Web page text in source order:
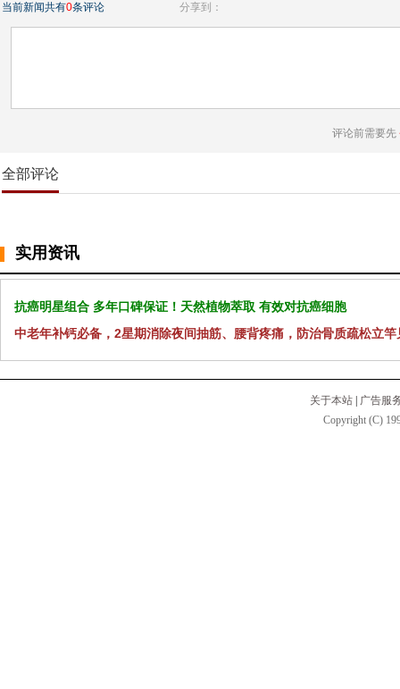
当前新闻共有0条评论 分享到：
评论前需要先
全部评论
实用资讯
抗癌明星组合 多年口碑保证！天然植物萃取 有效对抗癌细胞
中老年补钙必备，2星期消除夜间抽筋、腰背疼痛，防治骨质疏松立竿
关于本站
广告服
Copyright (C)